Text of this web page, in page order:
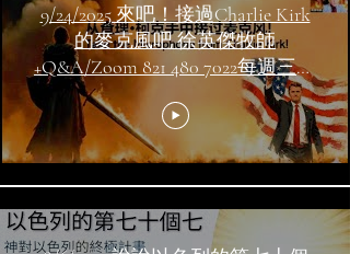
9/24/2025 來吧！接過Charlie Kirk
的麥克風吧 徐英傑牧師
+Q&A/Zoom 821 480 7022每週三洛